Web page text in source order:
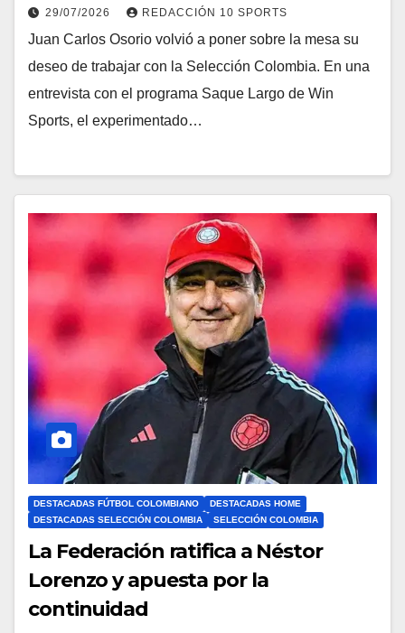
29/07/2026 REDACCIÓN 10 SPORTS
Juan Carlos Osorio volvió a poner sobre la mesa su
deseo de trabajar con la Selección Colombia. En una
entrevista con el programa Saque Largo de Win
Sports, el experimentado…
DESTACADAS FÚTBOL COLOMBIANO
DESTACADAS HOME
DESTACADAS SELECCIÓN COLOMBIA
SELECCIÓN COLOMBIA
La Federación ratifica a Néstor
Lorenzo y apuesta por la
continuidad